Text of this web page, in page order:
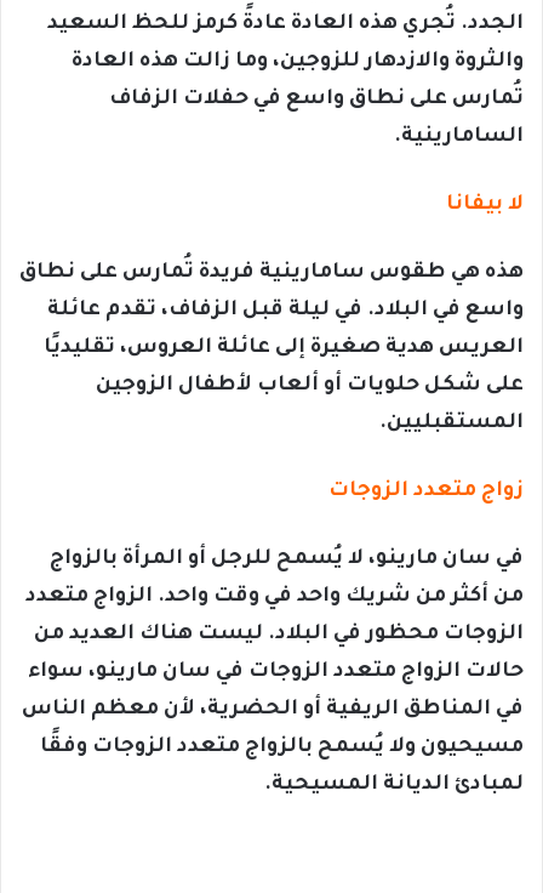
الجدد. تُجري هذه العادة عادةً كرمز للحظ السعيد
والثروة والازدهار للزوجين، وما زالت هذه العادة
تُمارس على نطاق واسع في حفلات الزفاف
السامارينية.
لا بيفانا
هذه هي طقوس سامارينية فريدة تُمارس على نطاق
واسع في البلاد. في ليلة قبل الزفاف، تقدم عائلة
العريس هدية صغيرة إلى عائلة العروس، تقليديًا
على شكل حلويات أو ألعاب لأطفال الزوجين
المستقبليين.
زواج متعدد الزوجات
في سان مارينو، لا يُسمح للرجل أو المرأة بالزواج
من أكثر من شريك واحد في وقت واحد. الزواج متعدد
الزوجات محظور في البلاد. ليست هناك العديد من
حالات الزواج متعدد الزوجات في سان مارينو، سواء
في المناطق الريفية أو الحضرية، لأن معظم الناس
مسيحيون ولا يُسمح بالزواج متعدد الزوجات وفقًا
لمبادئ الديانة المسيحية.